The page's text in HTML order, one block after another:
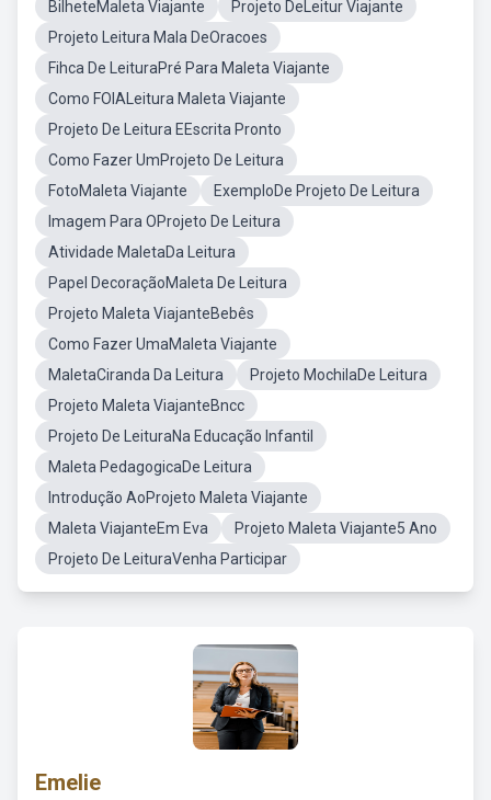
BilheteMaleta Viajante
Projeto DeLeitur Viajante
Projeto Leitura Mala DeOracoes
Fihca De LeituraPré Para Maleta Viajante
Como FOIALeitura Maleta Viajante
Projeto De Leitura EEscrita Pronto
Como Fazer UmProjeto De Leitura
FotoMaleta Viajante
ExemploDe Projeto De Leitura
Imagem Para OProjeto De Leitura
Atividade MaletaDa Leitura
Papel DecoraçãoMaleta De Leitura
Projeto Maleta ViajanteBebês
Como Fazer UmaMaleta Viajante
MaletaCiranda Da Leitura
Projeto MochilaDe Leitura
Projeto Maleta ViajanteBncc
Projeto De LeituraNa Educação Infantil
Maleta PedagogicaDe Leitura
Introdução AoProjeto Maleta Viajante
Maleta ViajanteEm Eva
Projeto Maleta Viajante5 Ano
Projeto De LeituraVenha Participar
Emelie